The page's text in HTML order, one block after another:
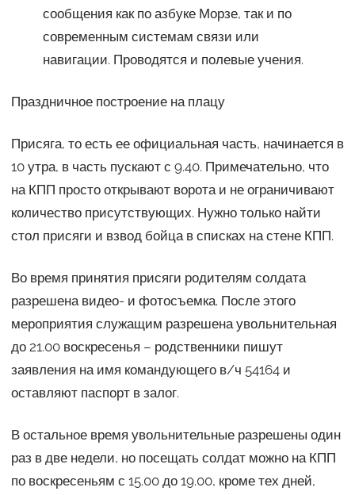
сообщения как по азбуке Морзе, так и по
современным системам связи или
навигации. Проводятся и полевые учения.
Праздничное построение на плацу
Присяга, то есть ее официальная часть, начинается в
10 утра, в часть пускают с 9.40. Примечательно, что
на КПП просто открывают ворота и не ограничивают
количество присутствующих. Нужно только найти
стол присяги и взвод бойца в списках на стене КПП.
Во время принятия присяги родителям солдата
разрешена видео- и фотосъемка. После этого
мероприятия служащим разрешена увольнительная
до 21.00 воскресенья – родственники пишут
заявления на имя командующего в/ч 54164 и
оставляют паспорт в залог.
В остальное время увольнительные разрешены один
раз в две недели, но посещать солдат можно на КПП
по воскресеньям с 15.00 до 19.00, кроме тех дней,